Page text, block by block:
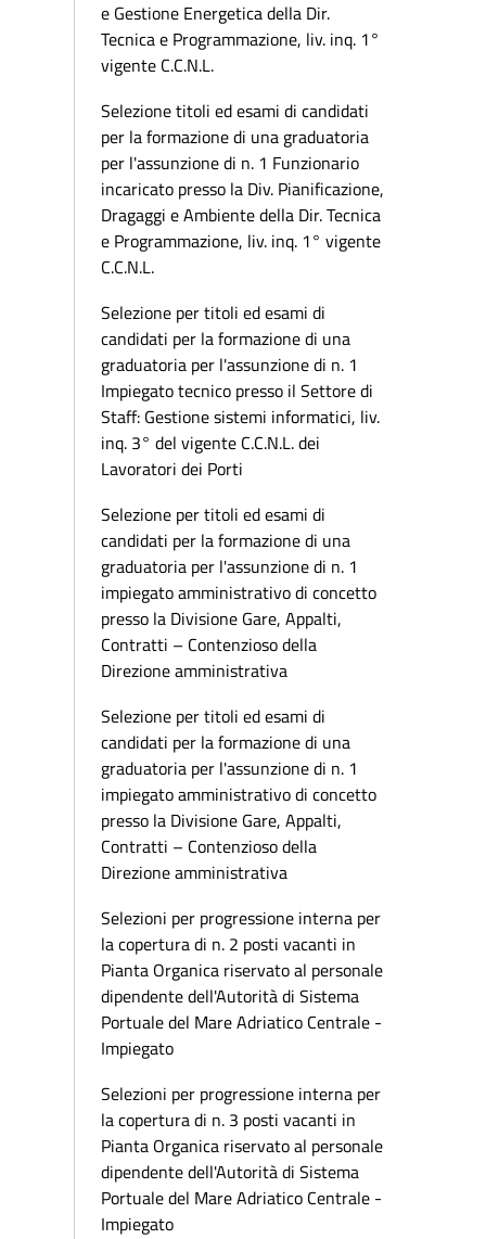
e Gestione Energetica della Dir.
Tecnica e Programmazione, liv. inq. 1°
vigente C.C.N.L.
Selezione titoli ed esami di candidati
per la formazione di una graduatoria
per l'assunzione di n. 1 Funzionario
incaricato presso la Div. Pianificazione,
Dragaggi e Ambiente della Dir. Tecnica
e Programmazione, liv. inq. 1° vigente
C.C.N.L.
Selezione per titoli ed esami di
candidati per la formazione di una
graduatoria per l'assunzione di n. 1
Impiegato tecnico presso il Settore di
Staff: Gestione sistemi informatici, liv.
inq. 3° del vigente C.C.N.L. dei
Lavoratori dei Porti
Selezione per titoli ed esami di
candidati per la formazione di una
graduatoria per l'assunzione di n. 1
impiegato amministrativo di concetto
presso la Divisione Gare, Appalti,
Contratti – Contenzioso della
Direzione amministrativa
Selezione per titoli ed esami di
candidati per la formazione di una
graduatoria per l'assunzione di n. 1
impiegato amministrativo di concetto
presso la Divisione Gare, Appalti,
Contratti – Contenzioso della
Direzione amministrativa
Selezioni per progressione interna per
la copertura di n. 2 posti vacanti in
Pianta Organica riservato al personale
dipendente dell'Autorità di Sistema
Portuale del Mare Adriatico Centrale -
Impiegato
Selezioni per progressione interna per
la copertura di n. 3 posti vacanti in
Pianta Organica riservato al personale
dipendente dell'Autorità di Sistema
Portuale del Mare Adriatico Centrale -
Impiegato